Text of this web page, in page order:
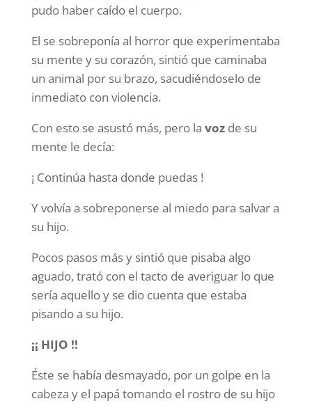
pudo haber caído el cuerpo.
El se sobreponía al horror que experimentaba
su mente y su corazón, sintió que caminaba
un animal por su brazo, sacudiéndoselo de
inmediato con violencia.
Con esto se asustó más, pero la vozde su
mente le decía:
¡ Continúa hasta donde puedas !
Y volvía a sobreponerse al miedo para salvar a
su hijo.
Pocos pasos más y sintió que pisaba algo
aguado, trató con el tacto de averiguar lo que
sería aquello y se dio cuenta que estaba
pisando a su hijo.
¡¡ HIJO !!
Éste se había desmayado, por un golpe en la
cabeza y el papá tomando el rostro de su hijo